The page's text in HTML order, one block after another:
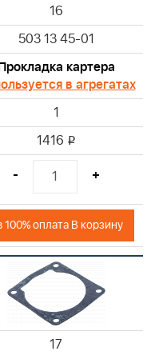
16
503 13 45-01
картера
в агрегатах
1
1416 i
- +
оплата В корзину
17